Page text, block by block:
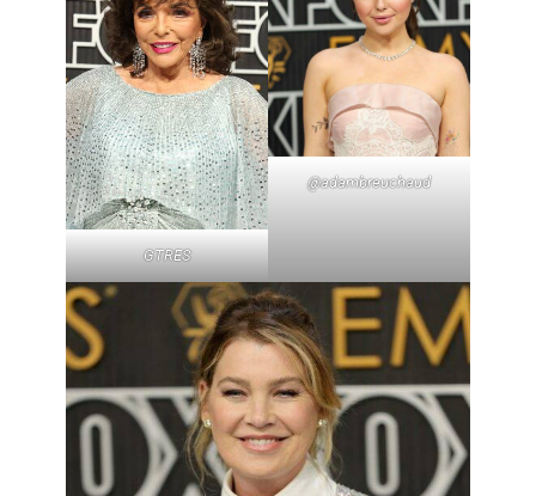
GTRES
@adambreuchaud